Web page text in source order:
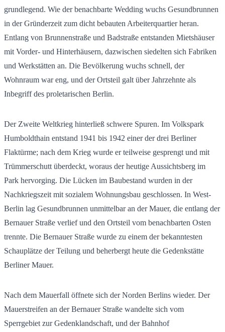
grundlegend. Wie der benachbarte Wedding wuchs Gesundbrunnen
in der Gründerzeit zum dicht bebauten Arbeiterquartier heran.
Entlang von Brunnenstraße und Badstraße entstanden Mietshäuser
mit Vorder- und Hinterhäusern, dazwischen siedelten sich Fabriken
und Werkstätten an. Die Bevölkerung wuchs schnell, der
Wohnraum war eng, und der Ortsteil galt über Jahrzehnte als
Inbegriff des proletarischen Berlin.
Der Zweite Weltkrieg hinterließ schwere Spuren. Im Volkspark
Humboldthain entstand 1941 bis 1942 einer der drei Berliner
Flaktürme; nach dem Krieg wurde er teilweise gesprengt und mit
Trümmerschutt überdeckt, woraus der heutige Aussichtsberg im
Park hervorging. Die Lücken im Baubestand wurden in der
Nachkriegszeit mit sozialem Wohnungsbau geschlossen. In West-
Berlin lag Gesundbrunnen unmittelbar an der Mauer, die entlang der
Bernauer Straße verlief und den Ortsteil vom benachbarten Osten
trennte. Die Bernauer Straße wurde zu einem der bekanntesten
Schauplätze der Teilung und beherbergt heute die Gedenkstätte
Berliner Mauer.
Nach dem Mauerfall öffnete sich der Norden Berlins wieder. Der
Mauerstreifen an der Bernauer Straße wandelte sich vom
Sperrgebiet zur Gedenklandschaft, und der Bahnhof